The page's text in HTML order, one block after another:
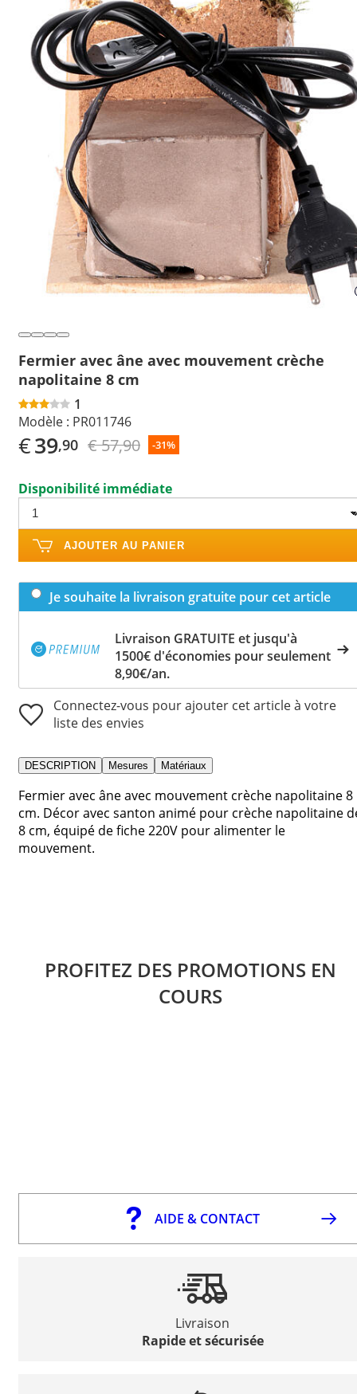
Fermier avec âne avec mouvement crèche
napolitaine 8 cm
1
Modèle : PR011746
€39,90 € 57,90 -31%
Disponibilité immédiate
AJOUTER AU PANIER
Je souhaite la livraison gratuite pour cet article
Livraison GRATUITE et jusqu'à
1500€ d'économies pour seulement
8,90€/an.
Connectez-vous pour ajouter cet article à votre
liste des envies
DESCRIPTION Mesures Matériaux
Fermier avec âne avec mouvement crèche napolitaine 8
cm. Décor avec santon animé pour crèche napolitaine
8 cm, équipé de fiche 220V pour alimenter le
mouvement.
PROFITEZ DES PROMOTIONS EN
COURS
AIDE & CONTACT
Livraison
Rapide et sécurisée